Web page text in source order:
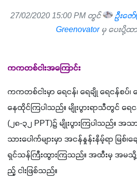
27/02/2020 15:00 PM တွင် ဦးဇော်
Greenovator မှ ပေးပို့ထ
ကကတစ်ငါးအကြောင်း
ကကတစ်ငါးမှာ ရေငန်၊ ရေချို ရေငန်စပ်၊
(၂၈-၃၂ PPT)၌ မျိုးပွားကြပါသည်။ အသားစ
သားပေါက်များမှာ အငန်နှုန်းနိမ့်ရာ မြစ်၊ချ
ရှင်သန်ကြီးထွားကြသည်။ အထီးမှ အမ
ည့် ငါးဖြစ်သည်။